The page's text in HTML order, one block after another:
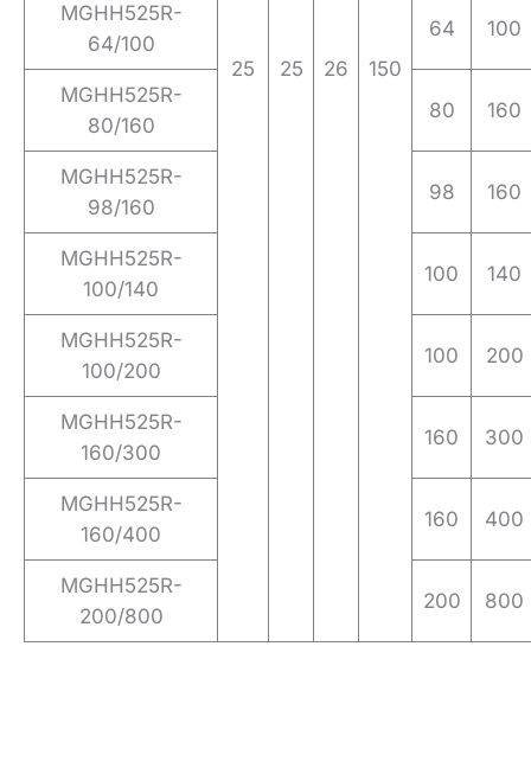
25 25 26 150
MGHH525R-
64/100
64 100
MGHH525R-
80/160
80 160
MGHH525R-
98/160
98 160
MGHH525R-
100/140
100 140
MGHH525R-
100/200
100 200
MGHH525R-
160/300
160 300
MGHH525R-
160/400
160 400
MGHH525R-
200/800
200 800